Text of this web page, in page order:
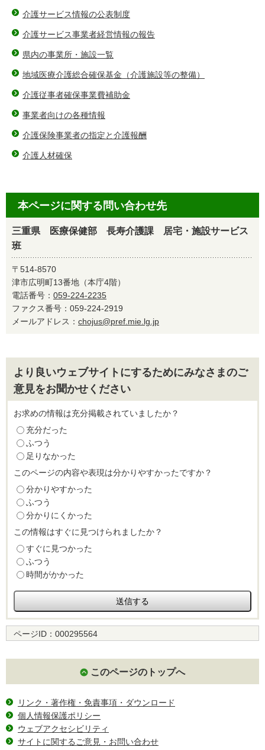
介護サービス情報の公表制度
介護サービス事業者経営情報の報告
県内の事業所・施設一覧
地域医療介護総合確保基金（介護施設等の整備）
介護従事者確保事業費補助金
事業者向けの各種情報
介護保険事業者の指定と介護報酬
介護人材確保
本ページに関する問い合わせ先
三重県 医療保健部 長寿介護課 居宅・施設サービス
班
〒514-8570
津市広明町13番地（本庁4階）
電話番号： 059-224-2235
ファクス番号：059-224-2919
メールアドレス： chojus@pref.mie.lg.jp
より良いウェブサイトにするためにみなさまのご
意見をお聞かせください
お求めの情報は充分掲載されていましたか？
充分だった
ふつう
足りなかった
このページの内容や表現は分かりやすかったですか？
分かりやすかった
ふつう
分かりにくかった
この情報はすぐに見つけられましたか？
すぐに見つかった
ふつう
時間がかかった
ページID： 000295564
このページのトップへ
リンク・著作権・免責事項・ダウンロード
個人情報保護ポリシー
ウェブアクセシビリティ
サイトに関するご意見・お問い合わせ